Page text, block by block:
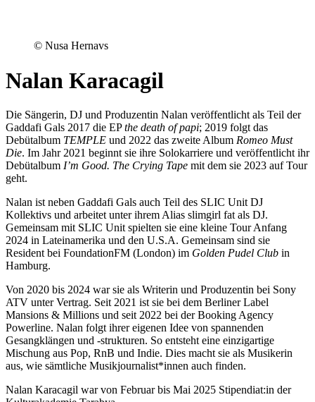
© Nusa Hernavs
Nalan Karacagil
Die Sängerin, DJ und Produzentin Nalan veröffentlicht als Teil der
Gaddafi Gals 2017 die EPthe death of papi; 2019 folgt das
Debütalbum TEMPLE und 2022 das zweite Album Romeo Must
Die. Im Jahr 2021 beginnt sie ihre Solokarriere und veröffentlicht ihr
Debütalbum I’m Good. The Crying Tape mit dem sie 2023 auf Tour
geht.
Nalan ist neben Gaddafi Gals auch Teil des SLIC Unit DJ
Kollektivs und arbeitet unter ihrem Alias slimgirl fat als DJ.
Gemeinsam mit SLIC Unit spielten sie eine kleine Tour Anfang
2024 in Lateinamerika und den U.S.A. Gemeinsam sind sie
Resident bei FoundationFM (London) im Golden Pudel Club in
Hamburg.
Von 2020 bis 2024 war sie als Writerin und Produzentin bei Sony
ATV unter Vertrag. Seit 2021 ist sie bei dem Berliner Label
Mansions & Millions und seit 2022 bei der Booking Agency
Powerline. Nalan folgt ihrer eigenen Idee von spannenden
Gesangklängen und -strukturen. So entsteht eine einzigartige
Mischung aus Pop, RnB und Indie. Dies macht sie als Musikerin
aus, wie sämtliche Musikjournalist*innen auch finden.
Nalan Karacagil war von Februar bis Mai 2025 Stipendiat:in der